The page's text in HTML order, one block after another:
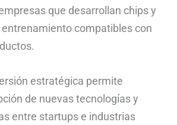
que desarrollan chips y
compatibles con
estratégica permite
de nuevas tecnologías y
entre startups e industrias